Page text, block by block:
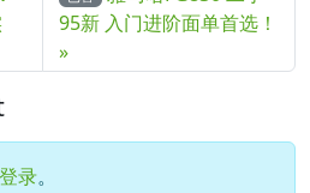
95新 入门进阶面单首选！
登录。